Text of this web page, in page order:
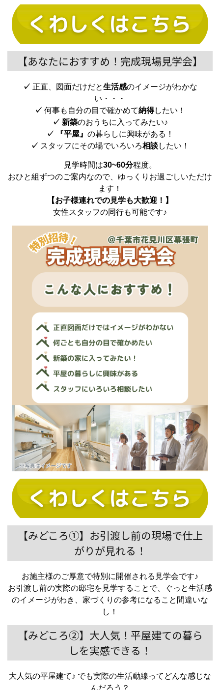
【あなたにおすすめ！完成現場見学会】
✓ 正直、図面だけだと生活感のイメージがわかな
い・・・
✓ 何事も自分の目で確かめて納得したい！
✓ 新築のおうちに入ってみたい♪
✓
『平屋』 の暮らしに興味がある！
✓ スタッフにその場でいろいろ相談したい！
見学時間は30~60分程度。
おひと組ずつのご案内なので、ゆっくりお過ごしいただけ
ます！
【お子様連れでの見学も大歓迎！】
女性スタッフの同行も可能です♪
【みどころ①】お引渡し前の現場で仕上
がりが見れる！
お施主様のご厚意で特別に開催される見学会です♪
お引渡し前の実際の邸宅を見学することで、ぐっと生活感
のイメージがわき、家づくりの参考になること間違いな
し！
【みどころ②】大人気！平屋建ての暮ら
しを実感できる！
大人気の平屋建て♪ でも実際の生活動線ってどんな感じな
んだろう？